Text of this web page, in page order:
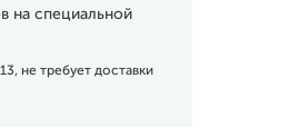
на специальной
не требует доставки